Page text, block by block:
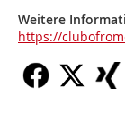
Weitere
https://